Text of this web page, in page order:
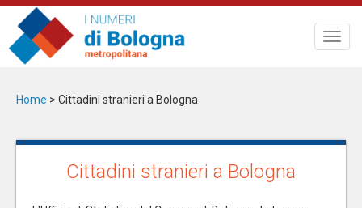
Salta
contenuto
principale
Home > Cittadini stranieri a Bologna
Cittadini stranieri a Bologna